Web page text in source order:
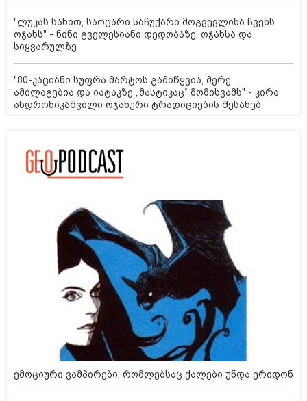
"ლუკას სახით, საოცარი საჩუქარი მოგვევლინა ჩვენს
ოჯახს" - ნინი გველესიანი დედობაზე, ოჯახსა და
სიყვარულზე
"80-კაციანი სუფრა მარტოს გამიწყვია, მერე
ამილაგებია და იატაკზე „მასტიკაც“ მომისვამს" - კირა
ანდრონიკაშვილი ოჯახური ტრადიციების შესახებ
ემოციური ვამპირები, რომლებსაც ქალები უნდა ერიდონ